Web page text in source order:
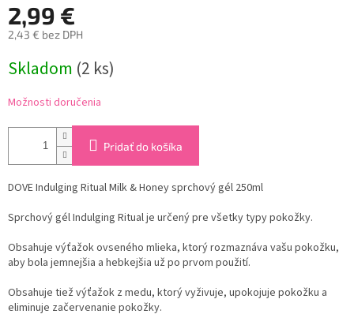
2,99 €
2,43 € bez DPH
cena:
Skladom (2 ks)
Možnosti doručenia
Pridať do košíka
DOVE Indulging Ritual Milk & Honey sprchový gél 250ml
Sprchový gél Indulging Ritual je určený pre všetky typy pokožky.
Obsahuje výťažok ovseného mlieka, ktorý rozmaznáva vašu pokožku,
aby bola jemnejšia a hebkejšia už po prvom použití.
Obsahuje tiež výťažok z medu, ktorý vyživuje, upokojuje pokožku a
eliminuje začervenanie pokožky.